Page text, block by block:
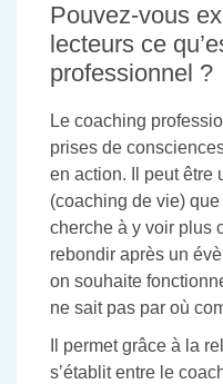
Pouvez-vous
lecteurs ce
professionnel ?
Le coaching
prises de
en action. Il peut être
(coaching de vie)
cherche à y voir plus
rebondir après un
on souhaite
ne sait pas par où
Il permet grâce à la
s’établit entre le